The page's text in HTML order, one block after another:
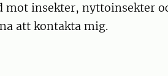
mot insekter, nyttoinsekter
att kontakta mig.